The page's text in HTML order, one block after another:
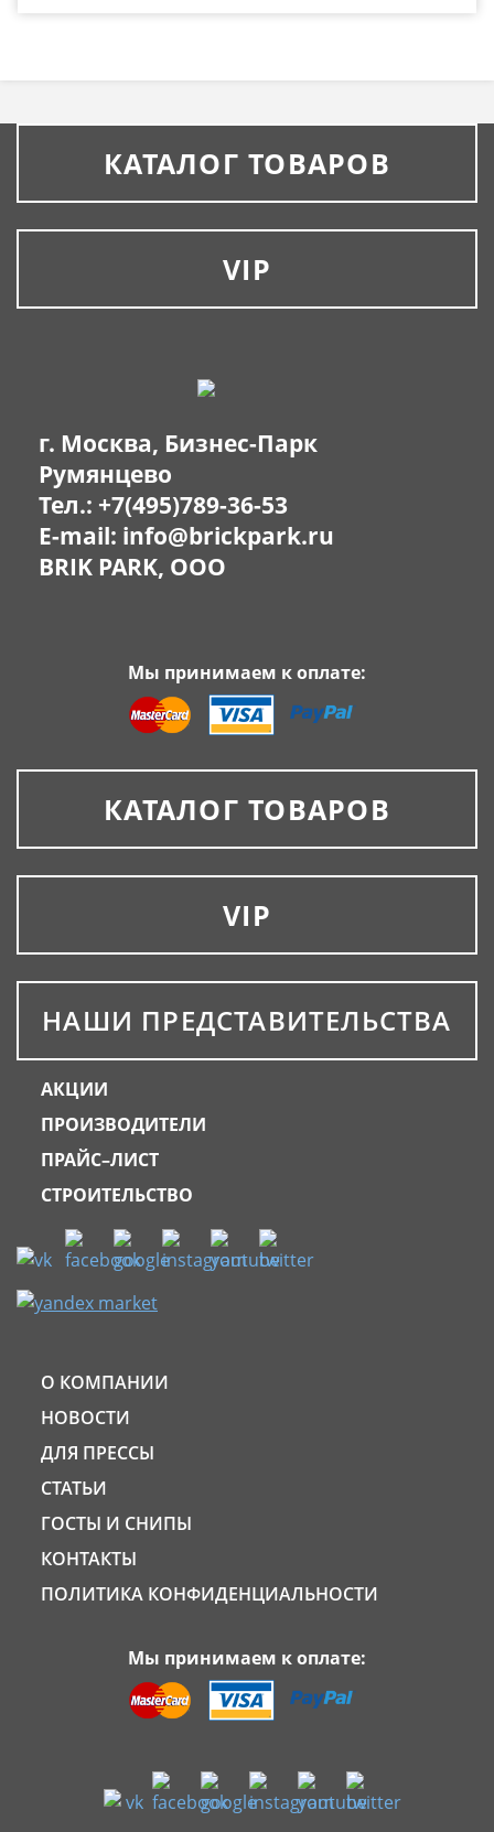
КАТАЛОГ ТОВАРОВ
VIP
г. Москва, Бизнес-Парк
Румянцево
Тел.: +7(495)789-36-53
E-mail: info@brickpark.ru
BRIK PARK, OOO
Мы принимаем к оплате:
КАТАЛОГ ТОВАРОВ
VIP
НАШИ ПРЕДСТАВИТЕЛЬСТВА
АКЦИИ
ПРОИЗВОДИТЕЛИ
ПРАЙС–ЛИСТ
СТРОИТЕЛЬСТВО
О КОМПАНИИ
НОВОСТИ
ДЛЯ ПРЕССЫ
СТАТЬИ
ГОСТЫ И СНИПЫ
КОНТАКТЫ
ПОЛИТИКА КОНФИДЕНЦИАЛЬНОСТИ
Мы принимаем к оплате: